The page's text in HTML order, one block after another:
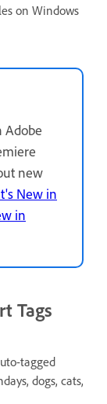
on Windows
Adobe
new
New in
in
Tags
tagged
dogs, cats,